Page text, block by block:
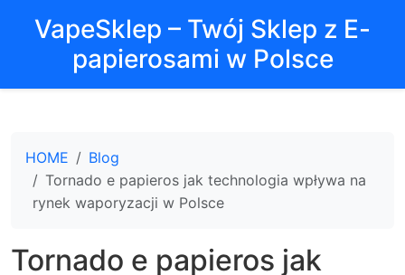
VapeSklep – Twój Sklep z E-
papierosami w Polsce
HOME
Blog
Tornado e papieros jak technologia wpływa na
rynek waporyzacji w Polsce
Tornado e papieros jak